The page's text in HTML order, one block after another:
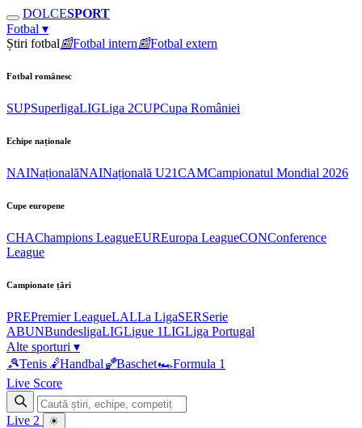
DOLCESPORT
Fotbal ▾
Știri fotbal📰Fotbal intern📰Fotbal extern
Fotbal românesc
SUPSuperligaLIGLiga 2CUPCupa României
Echipe naționale
NAINaționalăNAINațională U21CAMCampionatul Mondial 2026
Cupe europene
CHAChampions LeagueEUREuropa LeagueCONConference
League
Campionate țări
PREPremier LeagueLALLa LigaSERSerie
ABUNBundesligaLIGLigue 1LIGLiga Portugal
Alte sporturi ▾
🎾Tenis 🤾Handbal🏀Baschet🏎Formula 1
Live Score
Live 2 ☀